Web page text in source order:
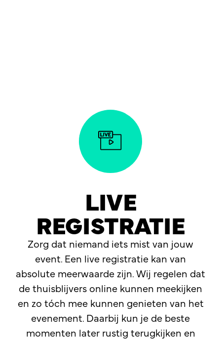
LIVE
REGISTRATIE
Zorg dat niemand iets mist van jouw
event. Een live registratie kan van
absolute meerwaarde zijn. Wij regelen dat
de thuisblijvers online kunnen meekijken
en zo tóch mee kunnen genieten van het
evenement. Daarbij kun je de beste
momenten later rustig terugkijken en